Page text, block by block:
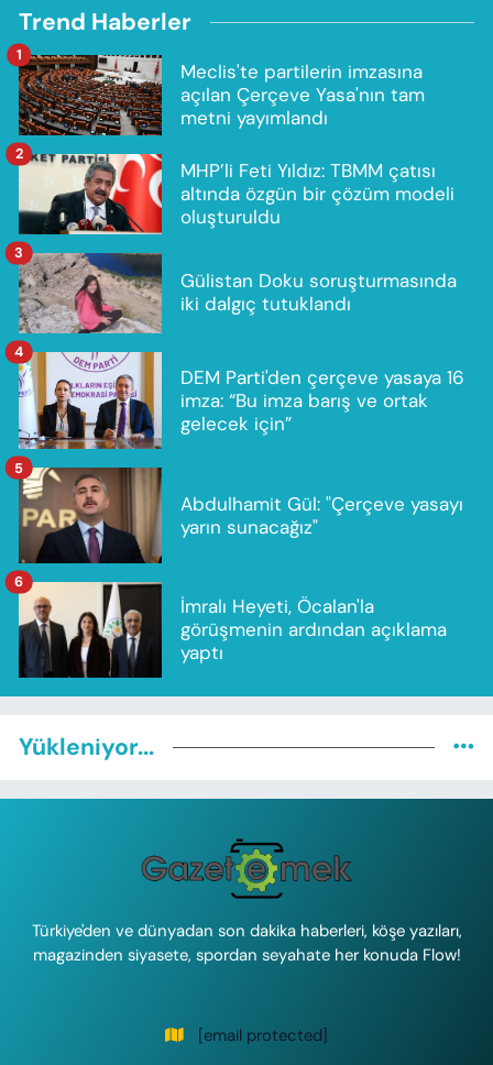
Trend Haberler
Meclis'te partilerin imzasına
açılan Çerçeve Yasa'nın tam
metni yayımlandı
1
MHP’li Feti Yıldız: TBMM çatısı
altında özgün bir çözüm modeli
oluşturuldu
2
Gülistan Doku soruşturmasında
iki dalgıç tutuklandı
3
DEM Parti'den çerçeve yasaya 16
imza: “Bu imza barış ve ortak
gelecek için”
4
Abdulhamit Gül: "Çerçeve yasayı
yarın sunacağız"
5
İmralı Heyeti, Öcalan'la
görüşmenin ardından açıklama
yaptı
6
Yükleniyor...
Türkiye'den ve dünyadan son dakika haberleri, köşe yazıları,
magazinden siyasete, spordan seyahate her konuda Flow!
[email protected]